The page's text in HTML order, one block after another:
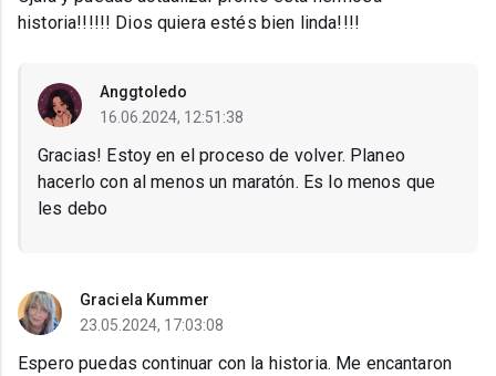
historia!!!!!! Dios quiera estés bien linda!!!!
Anggtoledo
16.06.2024, 12:51:38
Gracias! Estoy en el proceso de volver. Planeo
hacerlo con al menos un maratón. Es lo menos que
les debo
Graciela Kummer
23.05.2024, 17:03:08
Espero puedas continuar con la historia. Me encantaron